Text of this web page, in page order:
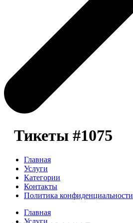
Тикеты #1075
Главная
Услуги
Категории
Контакты
Политика конфиденциальности
Главная